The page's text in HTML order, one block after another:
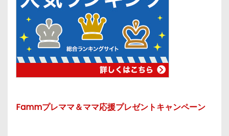
Fammプレママ＆ママ応援プレゼントキャンペーン